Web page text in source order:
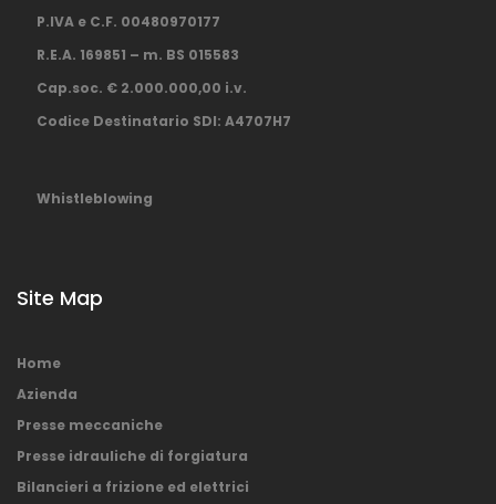
P.IVA e C.F. 00480970177
R.E.A. 169851 – m. BS 015583
Cap.soc. € 2.000.000,00 i.v.
Codice Destinatario SDI: A4707H7
Whistleblowing
Site Map
Home
Azienda
Presse meccaniche
Presse idrauliche di forgiatura
Bilancieri a frizione ed elettrici